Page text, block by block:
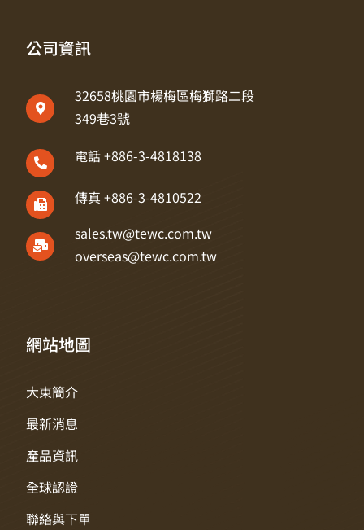
公司資訊
32658桃園市楊梅區梅獅路二段
349巷3號
電話 +886-3-4818138
傳真 +886-3-4810522
sales.tw@tewc.com.tw
overseas@tewc.com.tw
網站地圖
大東簡介
最新消息
產品資訊
全球認證
聯絡與下單